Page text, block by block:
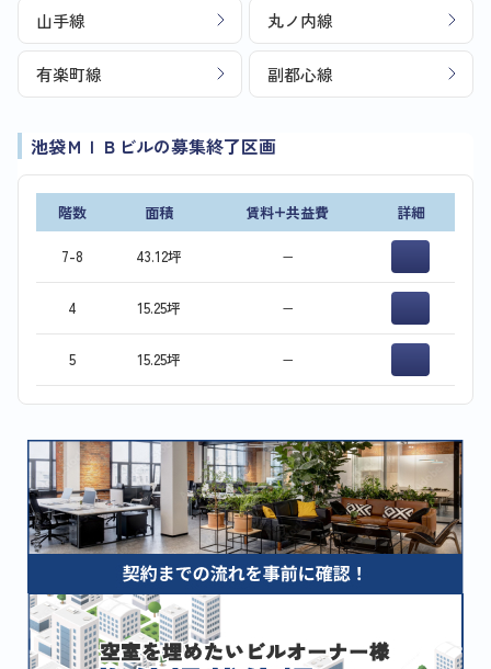
山手線 丸ノ内線
有楽町線 副都心線
池袋ＭＩＢビルの募集終了区画
階数 面積 賃料+共益費 詳細
7-8 43.12坪 −
4 15.25坪 −
5 15.25坪 −